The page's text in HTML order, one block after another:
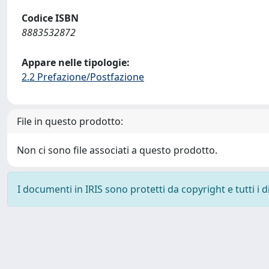
Codice ISBN
8883532872
Appare nelle tipologie:
2.2 Prefazione/Postfazione
File in questo prodotto:
Non ci sono file associati a questo prodotto.
I documenti in IRIS sono protetti da copyright e tutti i